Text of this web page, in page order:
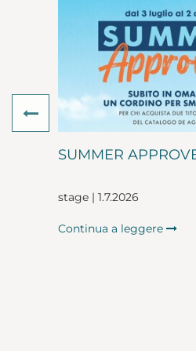
SUMMER
stage | 1.7.2026
Continua a leggere
Previous